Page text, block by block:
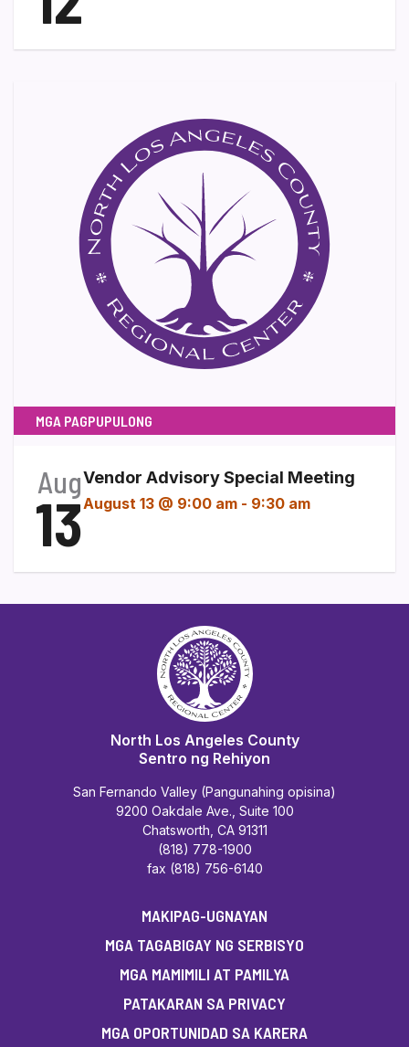
MGA PAGPUPULONG
Aug
13
Vendor Advisory Special Meeting
August 13 @ 9:00 am - 9:30 am
North Los Angeles County
Sentro ng Rehiyon
San Fernando Valley (Pangunahing opisina)
9200 Oakdale Ave., Suite 100
Chatsworth, CA 91311
(818) 778-1900
fax (818) 756-6140
MAKIPAG-UGNAYAN
MGA TAGABIGAY NG SERBISYO
MGA MAMIMILI AT PAMILYA
PATAKARAN SA PRIVACY
MGA OPORTUNIDAD SA KARERA